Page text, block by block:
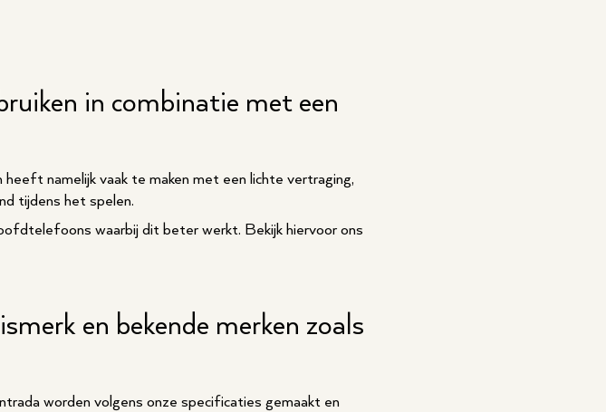
in combinatie met een
namelijk vaak te maken met een lichte vertraging,
tijdens het spelen.
waarbij dit beter werkt. Bekijk hiervoor ons
en bekende merken zoals
worden volgens onze specificaties gemaakt en